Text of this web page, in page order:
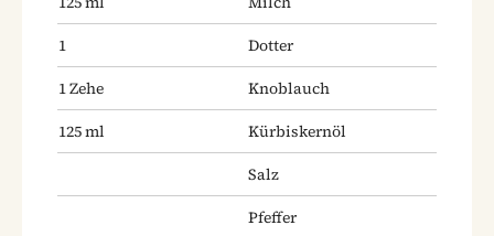
1
Dotter
1Zehe
Knoblauch
125ml
Kürbiskernöl
Salz
Pfeffer